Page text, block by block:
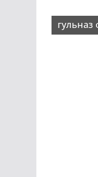
гульназ